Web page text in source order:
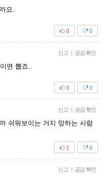
요.
0
0
신고 공감 확인
면 뽑죠..
0
0
신고 공감 확인
쉬워보이는 거지 망하는 사람
0
1
신고 공감 확인